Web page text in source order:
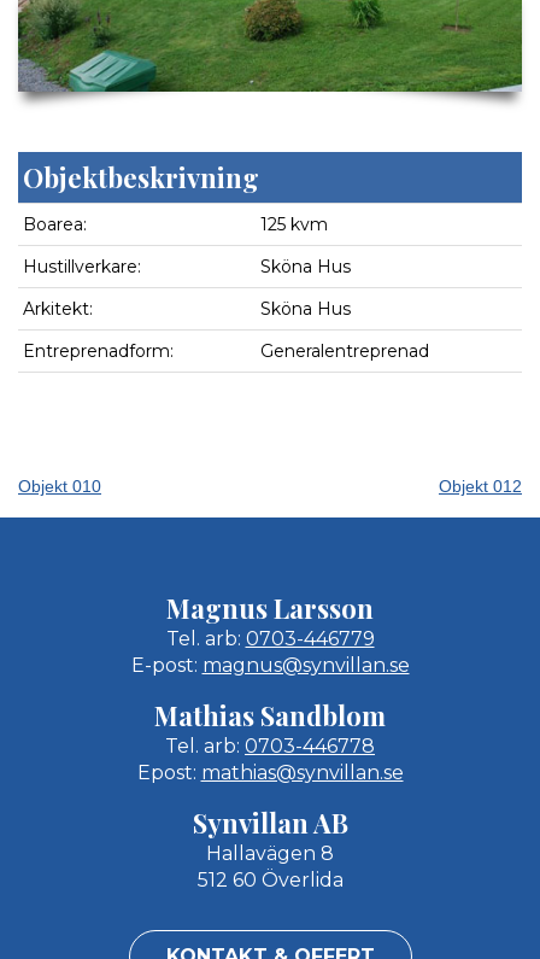
Objektbeskrivning
Boarea:
125 kvm
Hustillverkare:
Sköna Hus
Arkitekt:
Sköna Hus
Entreprenadform:
Generalentreprenad
Objekt 012
Objekt 010
Magnus Larsson
Tel. arb: 0703-446779
E-post: magnus@synvillan.se
Mathias Sandblom
Tel. arb: 0703-446778
Epost: mathias@synvillan.se
Synvillan AB
Hallavägen 8
512 60 Överlida